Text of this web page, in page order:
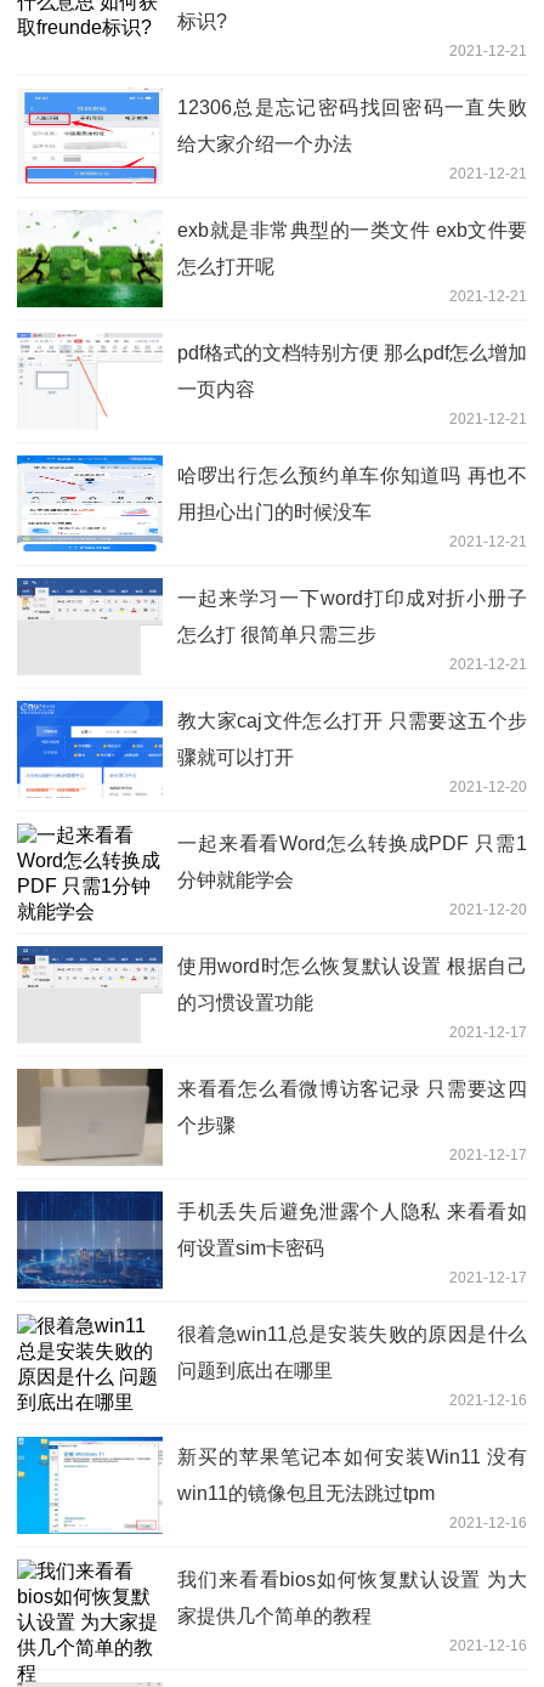
标识?
2021-12-21
12306总是忘记密码找回密码一直失败
给大家介绍一个办法
2021-12-21
exb就是非常典型的一类文件 exb文件要
怎么打开呢
2021-12-21
pdf格式的文档特别方便 那么pdf怎么增加
一页内容
2021-12-21
哈啰出行怎么预约单车你知道吗 再也不
用担心出门的时候没车
2021-12-21
一起来学习一下word打印成对折小册子
怎么打 很简单只需三步
2021-12-21
教大家caj文件怎么打开 只需要这五个步
骤就可以打开
2021-12-20
一起来看看Word怎么转换成PDF 只需1
分钟就能学会
2021-12-20
使用word时怎么恢复默认设置 根据自己
的习惯设置功能
2021-12-17
来看看怎么看微博访客记录 只需要这四
个步骤
2021-12-17
手机丢失后避免泄露个人隐私 来看看如
何设置sim卡密码
2021-12-17
很着急win11总是安装失败的原因是什么
问题到底出在哪里
2021-12-16
新买的苹果笔记本如何安装Win11 没有
win11的镜像包且无法跳过tpm
2021-12-16
我们来看看bios如何恢复默认设置 为大
家提供几个简单的教程
2021-12-16